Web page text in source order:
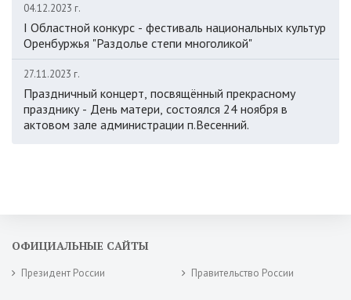
04.12.2023 г.
I Областной конкурс - фестиваль национальных культур
Оренбуржья "Раздолье степи многоликой"
27.11.2023 г.
Праздничный концерт, посвящённый прекрасному
празднику - День матери, состоялся 24 ноября в
актовом зале администрации п.Весенний.
ОФИЦИАЛЬНЫЕ САЙТЫ
Президент России Правительство России